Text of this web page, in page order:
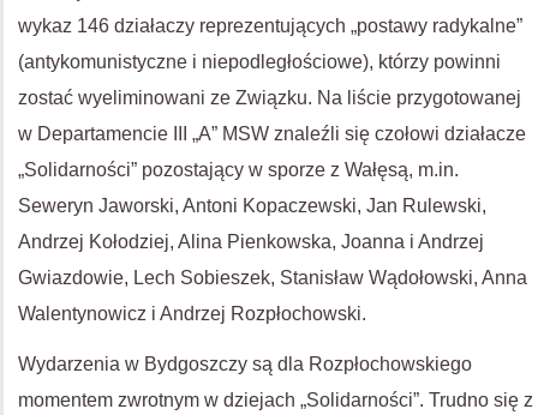
wykaz 146 działaczy reprezentujących „postawy radykalne”
(antykomunistyczne i niepodległościowe), którzy powinni
zostać wyeliminowani ze Związku. Na liście przygotowanej
w Departamencie III „A” MSW znaleźli się czołowi działacze
„Solidarności” pozostający w sporze z Wałęsą, m.in.
Seweryn Jaworski, Antoni Kopaczewski, Jan Rulewski,
Andrzej Kołodziej, Alina Pienkowska, Joanna i Andrzej
Gwiazdowie, Lech Sobieszek, Stanisław Wądołowski, Anna
Walentynowicz i Andrzej Rozpłochowski.
Wydarzenia w Bydgoszczy są dla Rozpłochowskiego
momentem zwrotnym w dziejach „Solidarności”. Trudno się z